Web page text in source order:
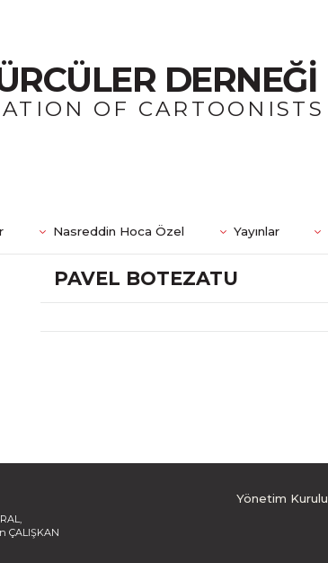
DERNEĞİ
OF CARTOONISTS
Nasreddin Hoca Özel Yayınlar
PAVEL BOTEZATU
ÇALIŞKAN
Yönetim Kurulu